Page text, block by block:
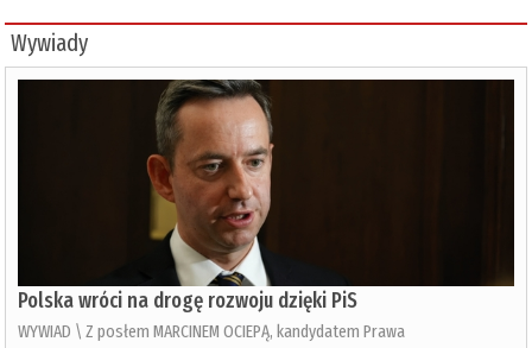
Wywiady
Polska wróci na drogę rozwoju dzięki PiS
WYWIAD \ Z posłem MARCINEM OCIEPĄ, kandydatem Prawa